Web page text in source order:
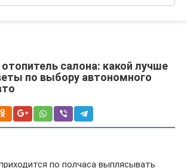
салона: какой лучше
по выбору автономного
по полчаса выплясывать